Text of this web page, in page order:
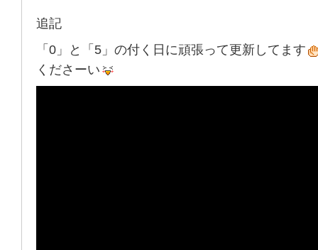
追記
「0」と「5」の付く日に頑張って更新してます
くださーい